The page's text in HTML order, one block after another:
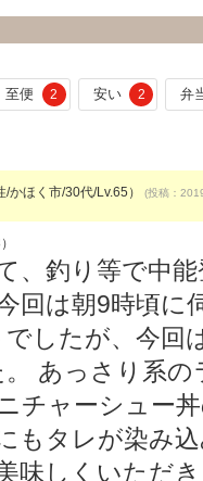
至便 2 安い 2 弁
/かほく市/30代/Lv.65） (投稿：
、釣り等で中
回は朝9時頃に
でしたが、今
あっさり系
チャーシュー
もタレが染み
味しくいただ